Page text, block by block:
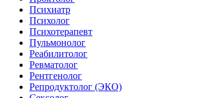
Психиатр
Психолог
Психотерапевт
Пульмонолог
Реабилитолог
Ревматолог
Рентгенолог
Репродуктолог (ЭКО)